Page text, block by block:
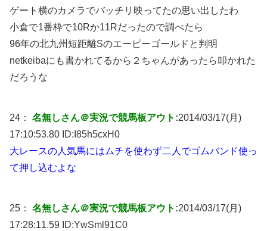
ゲート横のカメラでバッチリ映ってたの思い出したわ
小倉で1番枠で10Rか11Rだったので調べたら
96年の北九州短距離Sのエーピーゴールドと判明
netkeibaにも書かれてるから２ちゃんがあったら叩かれた
だろうな
24： 名無しさん＠実況で競馬板アウト:2014/03/17(月)
17:10:53.80 ID: I85h5cxH0
大レースの人気馬にはムチを使わず二人でゴムバンド使っ
て押し込むよな
25： 名無しさん＠実況で競馬板アウト:2014/03/17(月)
17:28:11.59 ID:YwSml91C0